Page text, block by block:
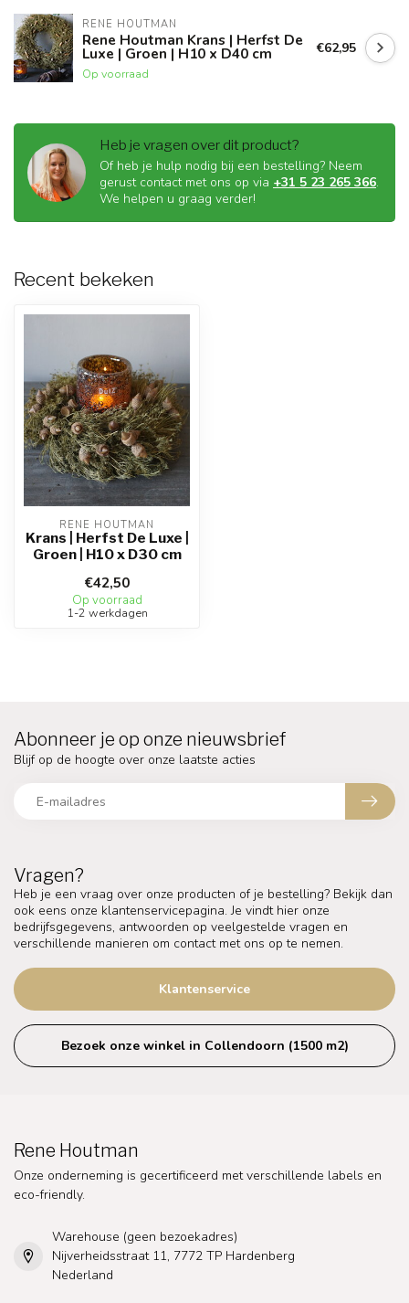
RENE HOUTMAN
Rene Houtman Krans | Herfst De
Luxe | Groen | H10 x D40 cm
Op voorraad
€62,95
Heb je vragen over dit product?
Of heb je hulp nodig bij een bestelling? Neem
gerust contact met ons op via +31 5 23 265 366.
We helpen u graag verder!
Recent bekeken
RENE HOUTMAN
Krans | Herfst De Luxe |
Groen | H10 x D30 cm
€42,50
Op voorraad
1-2 werkdagen
Vragen?
Heb je een vraag over onze producten of je bestelling? Bekijk dan
ook eens onze klantenservicepagina. Je vindt hier onze
bedrijfsgegevens, antwoorden op veelgestelde vragen en
verschillende manieren om contact met ons op te nemen.
Klantenservice
Bezoek onze winkel in Collendoorn (1500 m2)
Abonneer je op onze nieuwsbrief
Blijf op de hoogte over onze laatste acties
Rene Houtman
Onze onderneming is gecertificeerd met verschillende labels en
eco-friendly.
Warehouse (geen bezoekadres)
Nijverheidsstraat 11, 7772 TP Hardenberg
Nederland